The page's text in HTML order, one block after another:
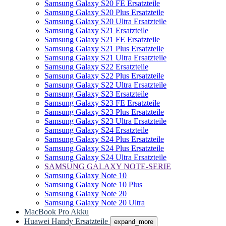
Samsung Galaxy S20 FE Ersatzteile
Samsung Galaxy S20 Plus Ersatzteile
Samsung Galaxy S20 Ultra Ersatzteile
Samsung Galaxy S21 Ersatzteile
Samsung Galaxy S21 FE Ersatzteile
Samsung Galaxy S21 Plus Ersatzteile
Samsung Galaxy S21 Ultra Ersatzteile
Samsung Galaxy S22 Ersatzteile
Samsung Galaxy S22 Plus Ersatzteile
Samsung Galaxy S22 Ultra Ersatzteile
Samsung Galaxy S23 Ersatzteile
Samsung Galaxy S23 FE Ersatzteile
Samsung Galaxy S23 Plus Ersatzteile
Samsung Galaxy S23 Ultra Ersatzteile
Samsung Galaxy S24 Ersatzteile
Samsung Galaxy S24 Plus Ersatzteile
Samsung Galaxy S24 Plus Ersatzteile
Samsung Galaxy S24 Ultra Ersatzteile
SAMSUNG GALAXY NOTE-SERIE
Samsung Galaxy Note 10
Samsung Galaxy Note 10 Plus
Samsung Galaxy Note 20
Samsung Galaxy Note 20 Ultra
MacBook Pro Akku
Huawei Handy Ersatzteile
expand_more